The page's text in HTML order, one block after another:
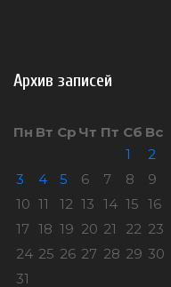
Архив записей
Пн Вт Ср Чт Пт Сб Вс
1
2
3
4 5 6 7 8
9
10 11 12 13 14 15 16
17 18 19 20 21 22 23
24 25 26 27 28 29 30
31